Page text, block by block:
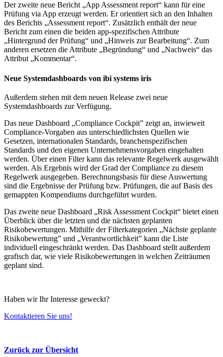
Der zweite neue Bericht „App Assessment report“ kann für eine
Prüfung via App erzeugt werden. Er orientiert sich an den Inhalten
des Berichts „Assessment report“. Zusätzlich enthält der neue
Bericht zum einen die beiden app-spezifischen Attribute
„Hintergrund der Prüfung“ und „Hinweis zur Bearbeitung“. Zum
anderen ersetzen die Attribute „Begründung“ und „Nachweis“ das
Attribut „Kommentar“.
Neue Systemdashboards von ibi systems iris
Außerdem stehen mit dem neuen Release zwei neue
Systemdashboards zur Verfügung.
Das neue Dashboard „Compliance Cockpit” zeigt an, inwieweit
Compliance-Vorgaben aus unterschiedlichsten Quellen wie
Gesetzen, internationalen Standards, branchenspezifischen
Standards und den eigenen Unternehmensvorgaben eingehalten
werden. Über einen Filter kann das relevante Regelwerk ausgewählt
werden. Als Ergebnis wird der Grad der Compliance zu diesem
Regelwerk ausgegeben. Berechnungsbasis für diese Auswertung
sind die Ergebnisse der Prüfung bzw. Prüfungen, die auf Basis des
gemappten Kompendiums durchgeführt wurden.
Das zweite neue Dashboard „Risk Assessment Cockpit“ bietet einen
Überblick über die letzten und die nächsten geplanten
Risikobewertungen. Mithilfe der Filterkategorien „Nächste geplante
Risikobewertung” und „Verantwortlichkeit” kann die Liste
individuell eingeschränkt werden. Das Dashboard stellt außerdem
grafisch dar, wie viele Risikobewertungen in welchen Zeiträumen
geplant sind.
Haben wir Ihr Interesse geweckt?
Kontaktieren Sie uns!
Zurück zur Übersicht